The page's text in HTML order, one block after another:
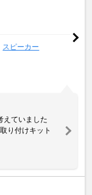
スピーカー
えていました
り付けキット